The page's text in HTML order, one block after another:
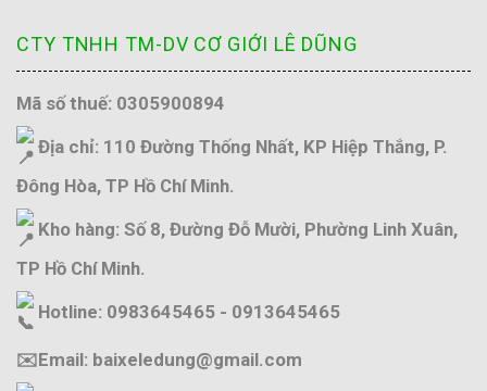
CTY TNHH TM-DV CƠ GIỚI LÊ DŨNG
Mã số thuế: 0305900894
Địa chỉ: 110 Đường Thống Nhất, KP Hiệp Thắng, P.
Đông Hòa, TP Hồ Chí Minh.
Kho hàng: Số 8, Đường Đỗ Mười, Phường Linh Xuân,
TP Hồ Chí Minh.
Hotline: 0983645465 - 0913645465
✉️Email: baixeledung@gmail.com